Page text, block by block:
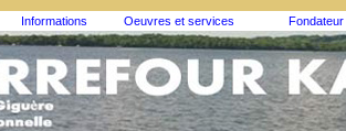
Informations Oeuvres et services Fondateur